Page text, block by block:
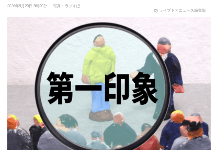
2026年5月20日 9時20分
写真：ラブすぽ
by ライブドアニュース編集部